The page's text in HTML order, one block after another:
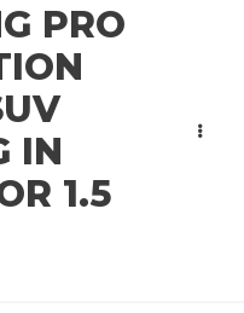
PRO
IN
1.5